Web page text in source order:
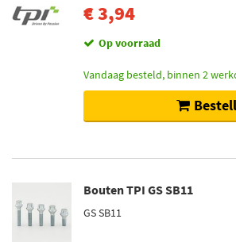
€ 3,94
Op voorraad
Vandaag besteld, binnen 2
Bouten TPI GS SB11
GS SB11